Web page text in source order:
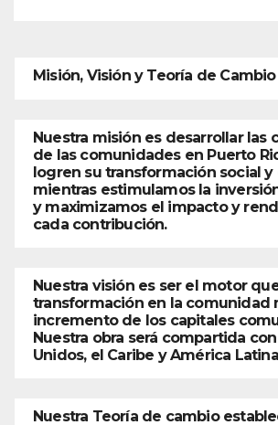
Misión, Visión y Teoría de Cambio
Nuestra misión es desarrollar las
de las comunidades en Puerto
logren su transformación social y
mientras estimulamos la
y maximizamos el impacto y
cada contribución.
Nuestra visión es ser el motor
transformación en la comunidad
incremento de los capitales
Nuestra obra será compartida
Unidos, el Caribe y América
Nuestra Teoría de cambio